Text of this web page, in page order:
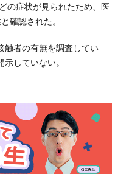
の症状が見られたため、医
確認された。
触者の有無を調査してい
していない。